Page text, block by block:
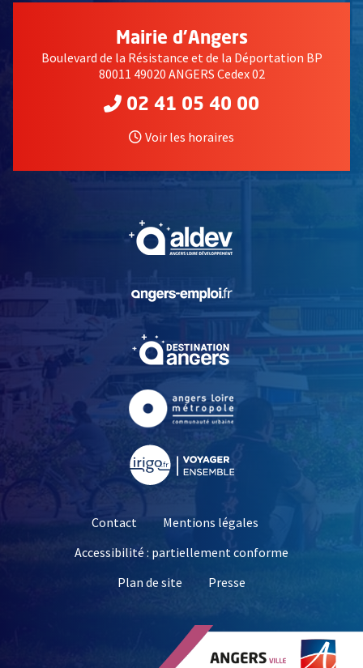
Mairie d'Angers
Boulevard de la Résistance et de la Déportation BP
80011 49020 ANGERS Cedex 02
02 41 05 40 00
Voir les horaires
, Ouvre une nouvelle
, Ouvre une nouvelle
Contact
Mentions légales
Accessibilité : partiellement conforme
Plan de site
Presse